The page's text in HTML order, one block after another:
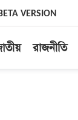
VERSION
রাজনীতি